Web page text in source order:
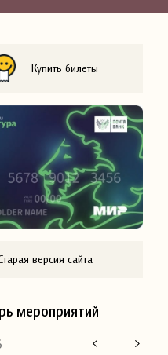
Купить билеты
версия сайта
мероприятий